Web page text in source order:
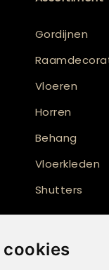
Gordijnen
Vloeren
Horren
Behang
Vloerkleden
Shutters